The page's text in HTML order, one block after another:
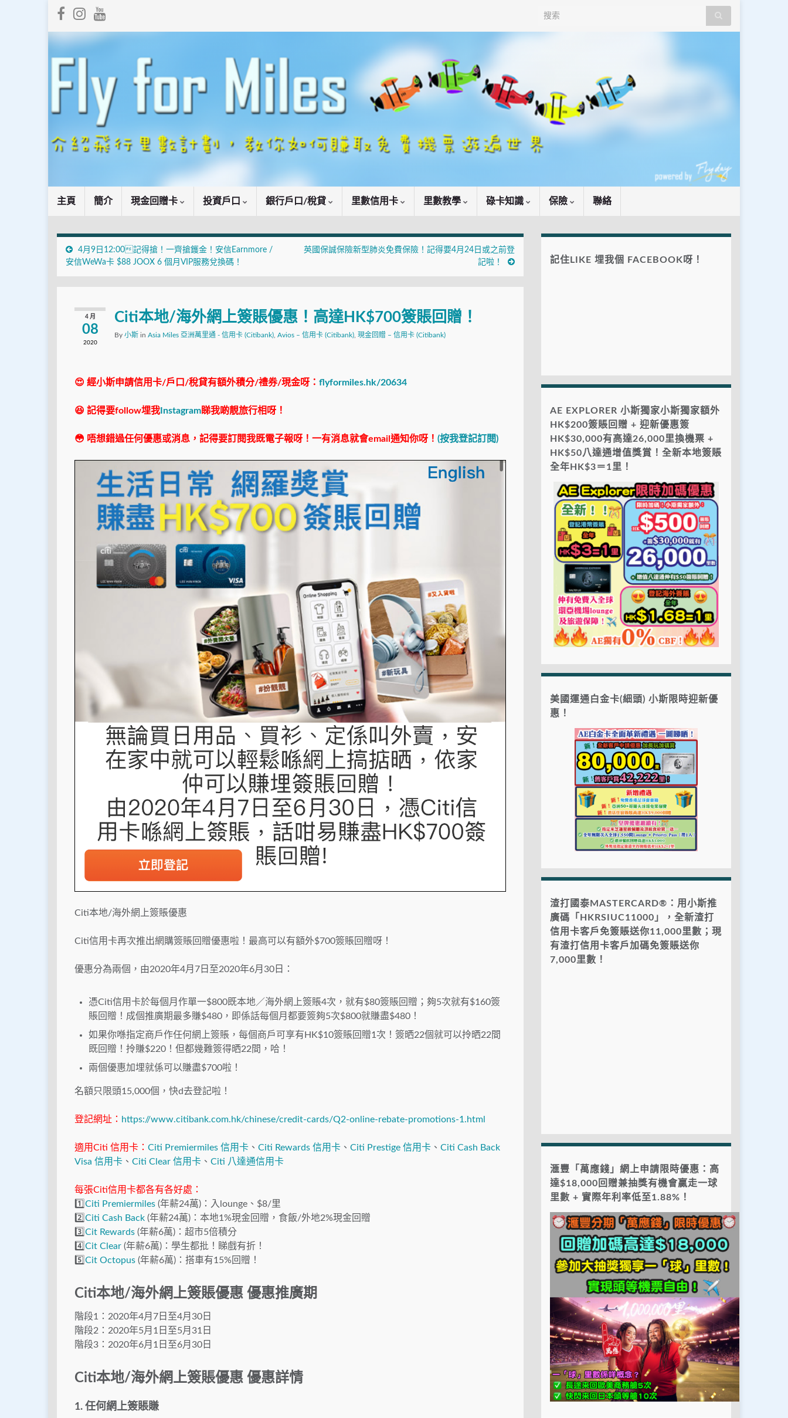
Search for:
主頁 簡介 現金回贈卡 投資戶口 銀行戶口/稅貸 里數信用卡 里數教學 碌卡知識 保險 聯絡
4月9日12:00記得搶！一齊搶鑊金！安信Earnmore /
安信WeWa卡 $88 JOOX 6 個月VIP服務兌換碼！
英國保誠保險新型肺炎免費保險！記得要4月24日或之前登
記啦！
4 月
08
2020
Citi本地/海外網上簽賬優惠！高達HK$700簽賬回贈！
By 小斯 in Asia Miles 亞洲萬里通 - 信用卡 (Citibank) Avios – 信用卡 (Citibank) 現金回贈 – 信用卡 (Citibank)
😍 經小斯申請信用卡/戶口/稅貸有額外積分/禮券/現金呀： flyformiles.hk/20634
😆 記得要follow埋我 Instagram睇我啲靚旅行相呀！
😳 唔想錯過任何優惠或消息，記得要訂閱我既電子報呀！一有消息就會email通知你呀！ (按我登記訂閱)
Citi本地/海外網上簽賬優惠
Citi信用卡再次推出網購簽賬回贈優惠啦！最高可以有額外$700簽賬回贈呀！
優惠分為兩個，由2020年4月7日至2020年6月30日：
憑Citi信用卡於每個月作單一$800既本地／海外網上簽賬4次，就有$80簽賬回贈；夠5次就有$160簽
賬回贈！成個推廣期最多賺$480，即係話每個月都要簽夠5次$800就賺盡$480！
如果你喺指定商戶作任何網上簽賬，每個商戶可享有HK$10簽賬回贈1次！簽晒22個就可以拎晒22間
既回贈！拎賺$220！但都幾難簽得晒22間，哈！
兩個優惠加埋就係可以賺盡$700啦！
名額只限頭15,000個，快d去登記啦！
登記網址： https://www.citibank.com.hk/chinese/credit-cards/Q2-online-rebate-promotions-1.html
適用Citi 信用卡： Citi Premiermiles 信用卡 、 Citi Rewards 信用卡 、 Citi Prestige 信用卡 、 Citi Cash Back
Visa 信用卡 、 Citi Clear 信用卡 、 Citi 八達通信用卡
每張Citi信用卡都各有各好處：
1️⃣ Citi Premiermiles (年薪24萬)：入lounge、$8/里
2️⃣ Citi Cash Back (年薪24萬)：本地1%現金回贈，食飯/外地2%現金回贈
3️⃣ Cit Rewards (年薪6萬)：超市5倍積分
4️⃣ Cit Clear (年薪6萬)：學生都批！睇戲有折！
5️⃣ Cit Octopus (年薪6萬)：搭車有15%回贈！
Citi本地/海外網上簽賬優惠 優惠推廣期
階段1：2020年4月7日至4月30日
階段2：2020年5月1日至5月31日
階段3：2020年6月1日至6月30日
Citi本地/海外網上簽賬優惠 優惠詳情
1. 任何網上簽賬賺
記住LIKE 埋我個 FACEBOOK呀！
AE EXPLORER 小斯獨家小斯獨家額外
HK$200簽賬回贈 + 迎新優惠簽
HK$30,000有高達26,000里換機票 +
HK$50八達通增值獎賞！全新本地簽賬
全年HK$3＝1里！
美國運通白金卡(細頭) 小斯限時迎新優
惠！
渣打國泰MASTERCARD®：用小斯推
廣碼「HKRSIUC11000」，全新渣打
信用卡客戶免簽賬送你11,000里數；現
有渣打信用卡客戶加碼免簽賬送你
7,000里數！
滙豐「萬應錢」網上申請限時優惠：高
達$18,000回贈兼抽獎有機會贏走一球
里數 + 實際年利率低至1.88%！